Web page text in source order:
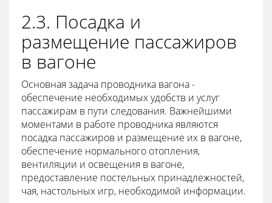
2.3. Посадка и
размещение пассажиров
в вагоне
Основная задача проводника вагона -
обеспечение необходимых удобств и услуг
пассажирам в пути следования. Важнейшими
моментами в работе проводника являются
посадка пассажиров и размещение их в вагоне,
обеспечение нормального отопления,
вентиляции и освещения в вагоне,
предоставление постельных принадлежностей,
чая, настольных игр, необходимой информации.